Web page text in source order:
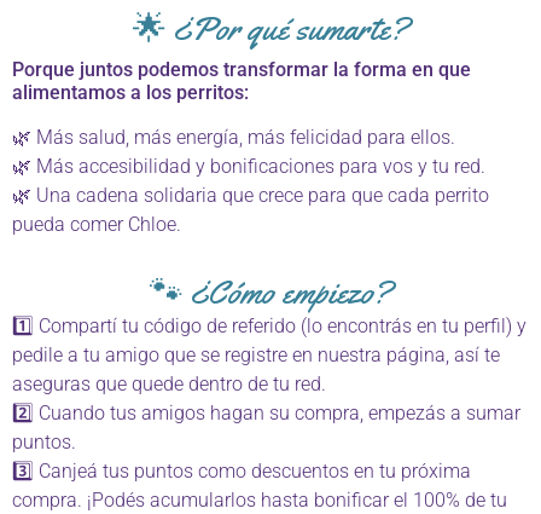
🌟 ¿Por qué sumarte?
Porque juntos podemos transformar la forma en que
alimentamos a los perritos:
🌿 Más salud, más energía, más felicidad para ellos.
🌿 Más accesibilidad y bonificaciones para vos y tu red.
🌿 Una cadena solidaria que crece para que cada perrito
pueda comer Chloe.
🐾 ¿Cómo empiezo?
1️⃣ Compartí tu código de referido (lo encontrás en tu perfil) y
pedile a tu amigo que se registre en nuestra página, así te
aseguras que quede dentro de tu red.
2️⃣ Cuando tus amigos hagan su compra, empezás a sumar
puntos.
3️⃣ Canjeá tus puntos como descuentos en tu próxima
compra. ¡Podés acumularlos hasta bonificar el 100% de tu